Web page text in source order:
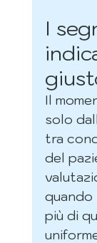
I
Il
solo
tra
del
più di